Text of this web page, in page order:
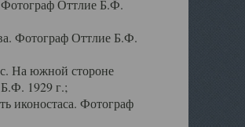
Оттлие Б.Ф.
Фотограф Оттлие Б.Ф.
На южной стороне
1929 г.;
иконостаса. Фотограф